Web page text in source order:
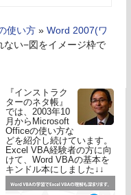
使い方 » Word 2007(ワ
ない−図をイメージ枠で
『インストラク
ターのネタ帳』
では、2003年10
月からMicrosoft
Officeの使い方な
どを紹介し続けています。
Excel VBA経験者の方に向
けて、Word VBAの基本を
キンドル本にしました↓↓